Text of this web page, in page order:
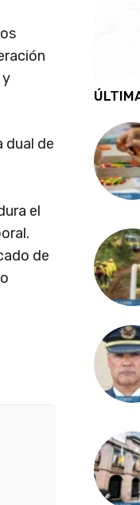
y
dual de
el
de